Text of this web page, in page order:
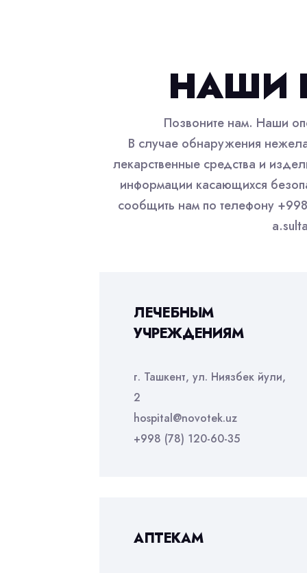
НАШИ
Позвоните нам. Наши
В случае обнаружения
лекарственные средства и
информации касающихся
сообщить нам по телефону
ЛЕЧЕБНЫМ
УЧРЕЖДЕНИЯМ
г. Ташкент, ул. Ниязбек йули,
2
hospital@novotek.uz
+998 (78) 120-60-35
АПТЕКАМ